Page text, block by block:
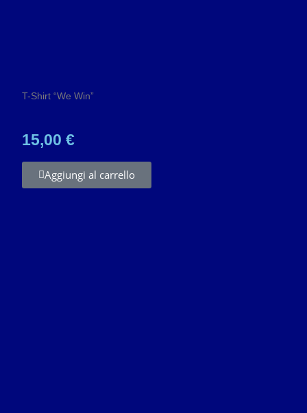
T-Shirt “We Win”
15,00 €
Aggiungi al carrello